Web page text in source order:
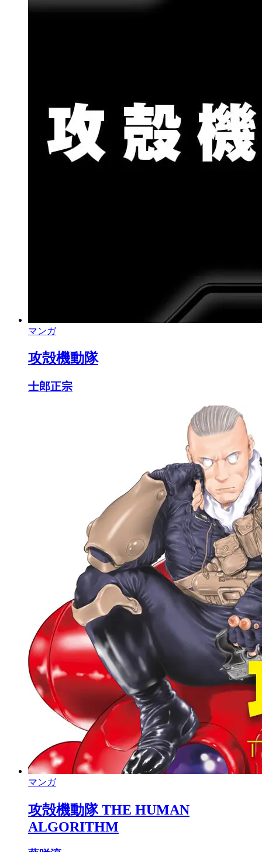
マンガ
攻殻機動隊
士郎正宗
マンガ
攻殻機動隊 THE HUMAN
ALGORITHM